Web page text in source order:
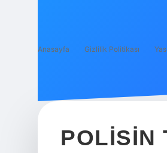
Anasayfa Gizlilik Politikası
POLISIN